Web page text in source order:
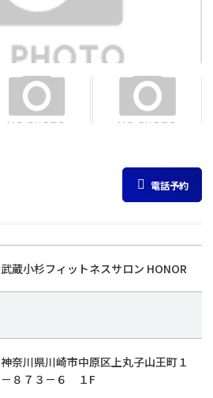
電話予約
武蔵小杉フィットネスサロン HONOR
神奈川県川崎市中原区上丸子山王町１
－８７３－６ １F